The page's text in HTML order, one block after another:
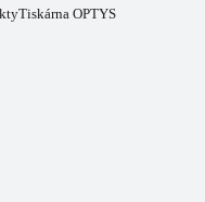
Tiskárna OPTYS